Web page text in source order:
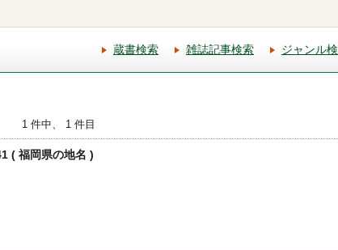
蔵書検索 雑誌記事検索 ジャンル
1 件中、 1 件目
( 福岡県の地名 )